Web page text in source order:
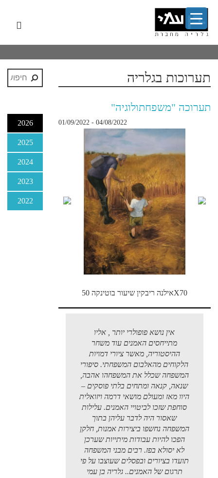
לתוכן
ראשי
2026
2025
2024
2023
2022
תערוכות בגלריה
תערוכה "משפחתולוגיה"
04/08/2022 - 01/09/2022
אילנה ריבקין שיעור בוטינקה 50X70
אין נושא פופולרי יותר , אליו
מתייחסים האמנים עוד משחר
ההיסטוריה, מאשר ציורי דמויות
הלקוחים מהאלבום המשפחתי. סיפורי
המשפחה שכלל את המשפחהו אהבה,
שנאה, קנאה ומתחים בלתי פוסקים –
היוו מאז ומעולם מושאי דרמה ויזואלית
סוחפת שזכו לביטויי האמנים. עלילות
שאסור היה לדבר עליהן בתוך
המשפחה נחשפו ביצירות אמנות, חלקן
הפכו להיות עבודות מיתייות שערכן
לא יסולא בפז. רבים מבני המשפחה
תועדו בציורים ובפסלים שעוצבו על פי
תרגום של האמנים.. גלריה בן עמי